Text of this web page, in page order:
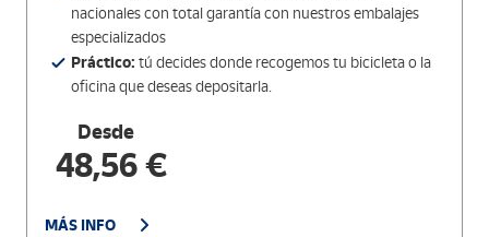
nacionales con total garantía con nuestros embalajes
especializados
Práctico: tú decides donde recogemos tu bicicleta o la
oficina que deseas depositarla.
Desde
48,56 €
MÁS INFO